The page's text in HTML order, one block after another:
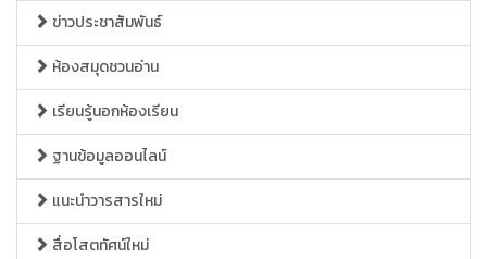
ข่าวประชาสัมพันธ์
ห้องสมุดชวนอ่าน
เรียนรู้นอกห้องเรียน
ฐานข้อมูลออนไลน์
แนะนำวารสารใหม่
สื่อโสตทัศน์ใหม่